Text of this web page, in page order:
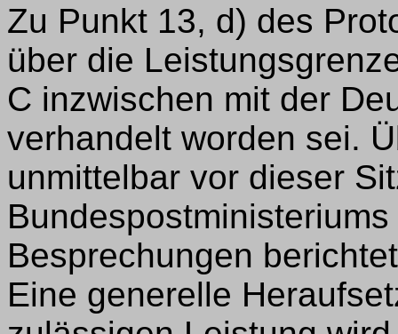
Zu Punkt 13, d) des
über die
C inzwischen mit der
verhandelt worden sei.
unmittelbar vor dieser
Besprechungen
Eine generelle